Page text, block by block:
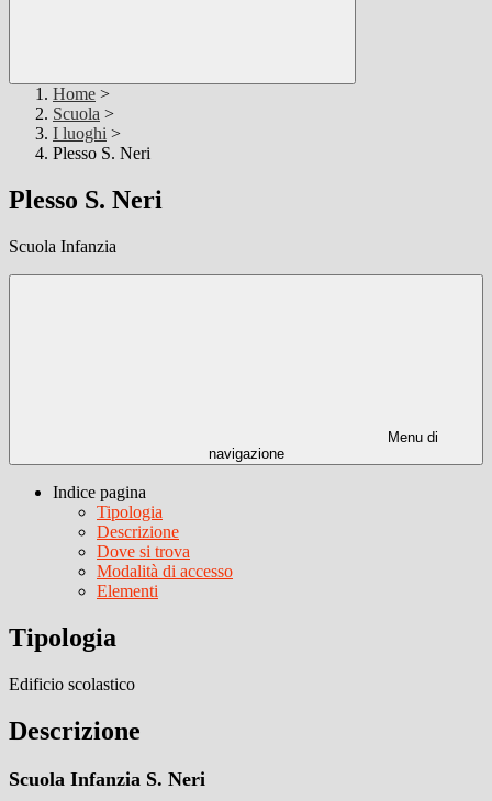
Home >
Scuola >
I luoghi >
Plesso S. Neri
Plesso S. Neri
Scuola Infanzia
Menu di
navigazione
Indice pagina
Tipologia
Descrizione
Dove si trova
Modalità di accesso
Elementi
Tipologia
Edificio scolastico
Descrizione
Scuola Infanzia S. Neri